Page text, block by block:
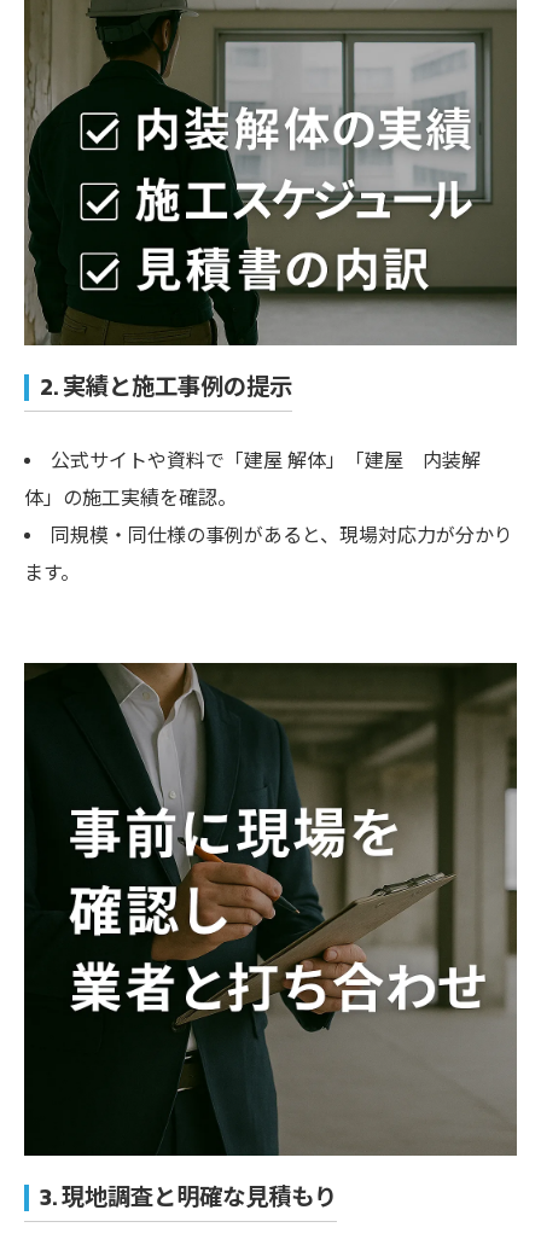
2. 実績と施工事例の提示
公式サイトや資料で「建屋 解体」「建屋 内装解
体」の施工実績を確認。
同規模・同仕様の事例があると、現場対応力が分かり
ます。
3. 現地調査と明確な見積もり